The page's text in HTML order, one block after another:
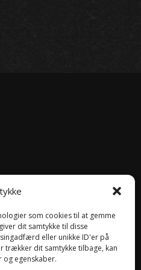
som cookies til at gemme
dit samtykke til disse
eller unikke ID'er på
trækker dit samtykke tilbage, kan
og egenskaber.